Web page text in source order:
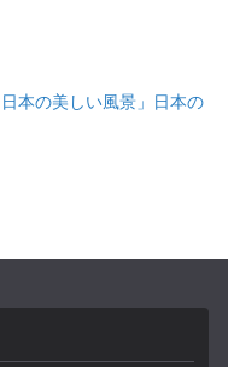
本の美しい風景」日本の